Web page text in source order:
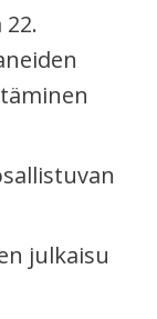
julkaisu